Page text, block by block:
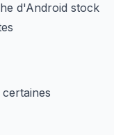
d'Android stock